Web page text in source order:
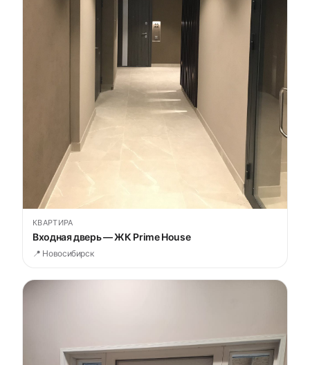
КВАРТИРА
Входная дверь — ЖК Prime House
📍 Новосибирск